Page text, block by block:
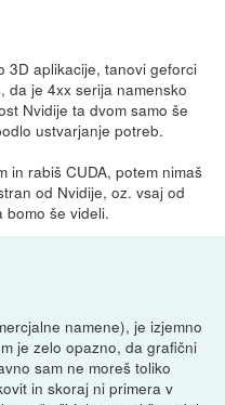
3D aplikacije, tanovi geforci
da je 4xx serija namensko
Nvidije ta dvom samo še
ustvarjanje potreb.
in rabiš CUDA, potem nimaš
od Nvidije, oz. vsaj od
bomo še videli.
namene), je izjemno
je zelo opazno, da grafični
sam ne moreš toliko
in skoraj ni primera v